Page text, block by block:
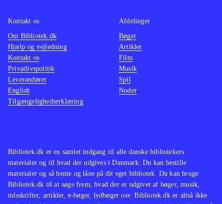
Bibliotek.dk er en samlet indgang til alle danske bibliotekers
materialer og til hvad der udgives i Danmark. Du kan bestille
materialer og så hente og låne på dit eget bibliotek. Du kan bruge
Bibliotek.dk til at søge frem, hvad der er udgivet af bøger, musik,
tidsskrifter, artikler, e-bøger, lydbøger osv. Bibliotek.dk er altså ikke
Kontakt os
Om Bibliotek.dk
Hjælp og vejledning
Kontakt os
Privatlivspolitik
Leverandører
English
Tilgængelighedserklæring
Afdelinger
Bøger
Artikler
Film
Musik
Spil
Noder